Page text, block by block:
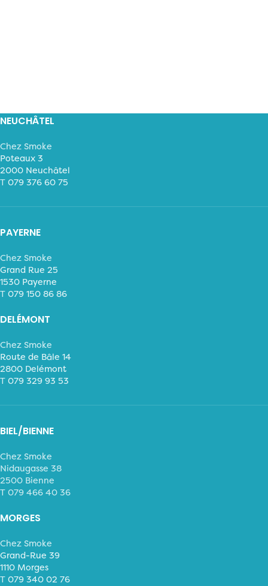
NEUCHÂTEL
Chez Smoke
Poteaux 3
2000 Neuchâtel
T 079 376 60 75
PAYERNE
Chez Smoke
Grand Rue 25
1530 Payerne
T 079 150 86 86
DELÉMONT
Chez Smoke
Route de Bâle 14
2800 Delémont
T 079 329 93 53
BIEL/BIENNE
Chez Smoke
Nidaugasse 38
2500 Bienne
T 079 466 40 36
MORGES
Chez Smoke
Grand-Rue 39
1110 Morges
T 079 340 02 76